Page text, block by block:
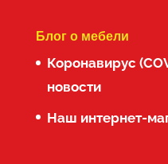
Блог о мебели
Коронавирус
новости
Наш интернет-